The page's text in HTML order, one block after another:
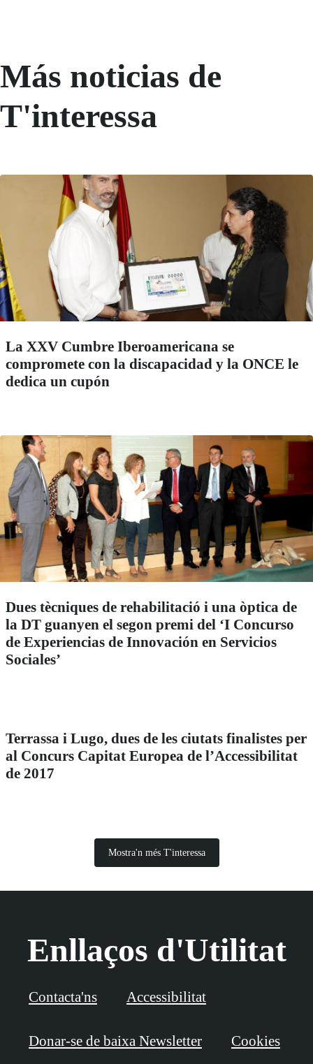
Más noticias de
T'interessa
La XXV Cumbre Iberoamericana se
compromete con la discapacidad y la ONCE le
dedica un cupón
Dues tècniques de rehabilitació i una òptica de
la DT guanyen el segon premi del ‘I Concurso
de Experiencias de Innovación en Servicios
Sociales’
Terrassa i Lugo, dues de les ciutats finalistes per
al Concurs Capitat Europea de l’Accessibilitat
de 2017
Mostra'n més T'interessa
Enllaços d'Utilitat
Contacta'ns Accessibilitat
Donar-se de baixa Newsletter Cookies